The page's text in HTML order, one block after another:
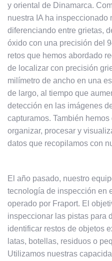
y oriental de Dinamarca.
nuestra IA ha inspeccionado
diferenciando entre grietas,
óxido con una precisión del
retos que hemos abordado
de localizar con precisión
milímetro de ancho en una
de largo, al tiempo que
detección en las imágenes
capturamos. También
organizar, procesar y
datos que recopilamos con
El año pasado, nuestro
tecnología de inspección en
operado por Fraport. El
inspeccionar las pistas para
identificar restos de objetos
latas, botellas, residuos o
Utilizamos nuestras